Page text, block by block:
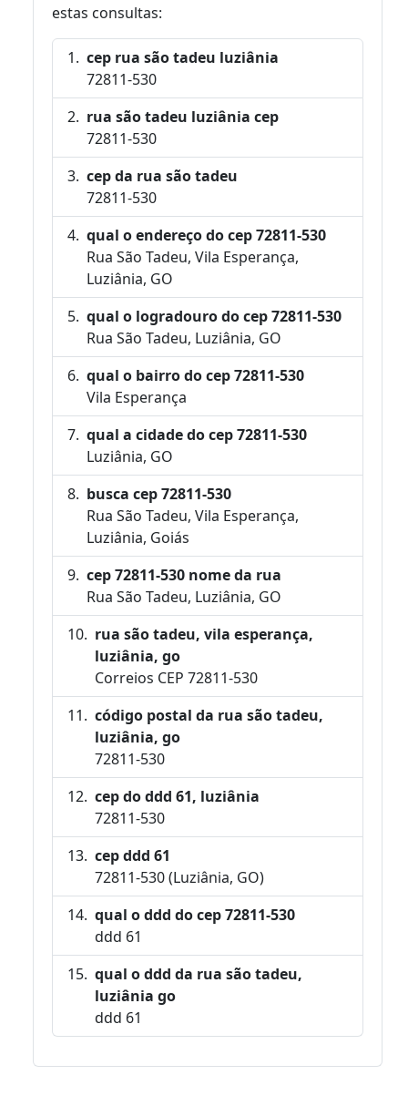
estas consultas:
cep rua são tadeu luziânia
72811-530
rua são tadeu luziânia cep
72811-530
cep da rua são tadeu
72811-530
qual o endereço do cep 72811-530
Rua São Tadeu, Vila Esperança,
Luziânia, GO
qual o logradouro do cep 72811-530
Rua São Tadeu, Luziânia, GO
qual o bairro do cep 72811-530
Vila Esperança
qual a cidade do cep 72811-530
Luziânia, GO
busca cep 72811-530
Rua São Tadeu, Vila Esperança,
Luziânia, Goiás
cep 72811-530 nome da rua
Rua São Tadeu, Luziânia, GO
rua são tadeu, vila esperança,
luziânia, go
Correios CEP 72811-530
código postal da rua são tadeu,
luziânia, go
72811-530
cep do ddd 61, luziânia
72811-530
cep ddd 61
72811-530 (Luziânia, GO)
qual o ddd do cep 72811-530
ddd 61
qual o ddd da rua são tadeu,
luziânia go
ddd 61